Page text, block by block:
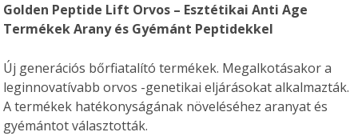
Golden Peptide Lift Orvos – Esztétikai Anti Age
Termékek Arany és Gyémánt Peptidekkel
Új generációs bőrfiatalító termékek. Megalkotásakor a
leginnovatívabb orvos -genetikai eljárásokat alkalmazták.
A termékek hatékonyságának növeléséhez aranyat és
gyémántot választották.